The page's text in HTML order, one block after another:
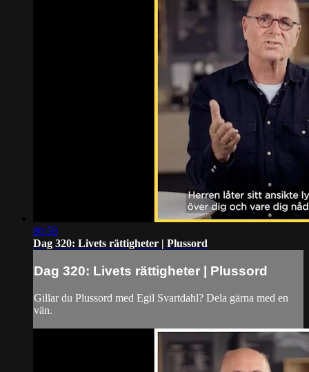
00:59
Dag 320: Livets rättigheter | Plussord
Dag 320: Livets rättigheter | Plussord
Gillar du Plussord med Egil Svartdahl? Dela gärna med en
vän.